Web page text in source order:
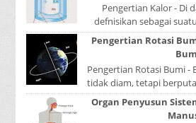
Pengertian Kalor - Di
defnisikan sebagai
dapat berpindah atau
...
Pengertian Rotasi
Pengertian Rotasi Bumi
tidak diam, tetapi
disebut rotasi bumi.
Organ Penyusun